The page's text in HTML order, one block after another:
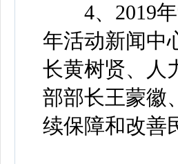
4、2019年9
年活动新闻中
长黄树贤、人
部部长王蒙徽
续保障和改善